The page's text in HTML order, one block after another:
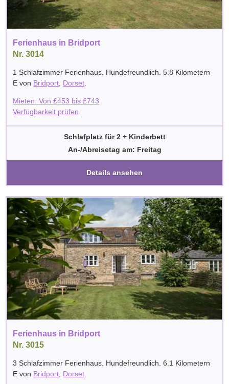
Ferienhaus in Bridport
Nr. 3014
1 Schlafzimmer Ferienhaus. Hundefreundlich. 5.8 Kilometern
E von Bridport Dorset
Mieten: Von£453 bis£743
Verfügbarkeit prüfen
Schlafplatz für 2 + Kinderbett
An-/Abreisetag am: Freitag
Details ansehen
Ferienhaus in Bridport
Nr. 3015
3 Schlafzimmer Ferienhaus. Hundefreundlich. 6.1 Kilometern
E von Bridport Dorset